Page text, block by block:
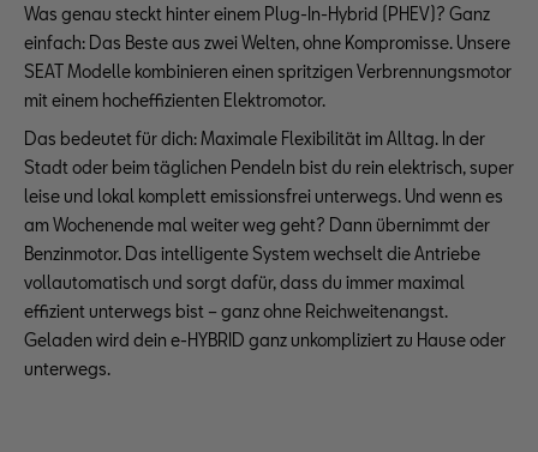
Was genau steckt hinter einem Plug-In-Hybrid (PHEV)? Ganz
einfach: Das Beste aus zwei Welten, ohne Kompromisse. Unsere
SEAT Modelle kombinieren einen spritzigen Verbrennungsmotor
mit einem hocheffizienten Elektromotor.
Das bedeutet für dich: Maximale Flexibilität im Alltag. In der
Stadt oder beim täglichen Pendeln bist du rein elektrisch, super
leise und lokal komplett emissionsfrei unterwegs. Und wenn es
am Wochenende mal weiter weg geht? Dann übernimmt der
Benzinmotor. Das intelligente System wechselt die Antriebe
vollautomatisch und sorgt dafür, dass du immer maximal
effizient unterwegs bist – ganz ohne Reichweitenangst.
Geladen wird dein e-HYBRID ganz unkompliziert zu Hause oder
unterwegs.